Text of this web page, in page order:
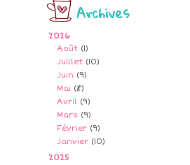
Archives
2026
Août (1)
Juillet (10)
Juin (9)
Mai (8)
Avril (9)
Mars (9)
Février (9)
Janvier (10)
2025